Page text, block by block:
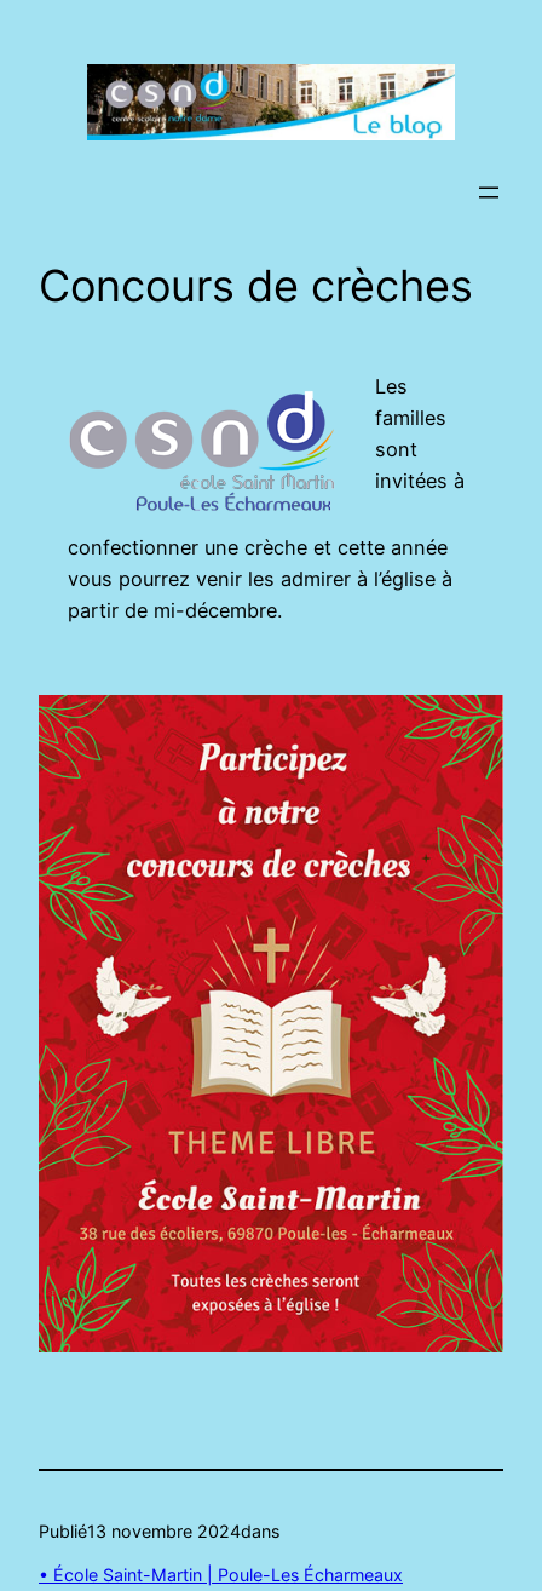
Concours de crèches
Les
familles
sont
invitées à
confectionner une crèche et cette année
vous pourrez venir les admirer à l’église à
partir de mi-décembre.
Publié13 novembre 2024dans
• École Saint-Martin | Poule-Les Écharmeaux